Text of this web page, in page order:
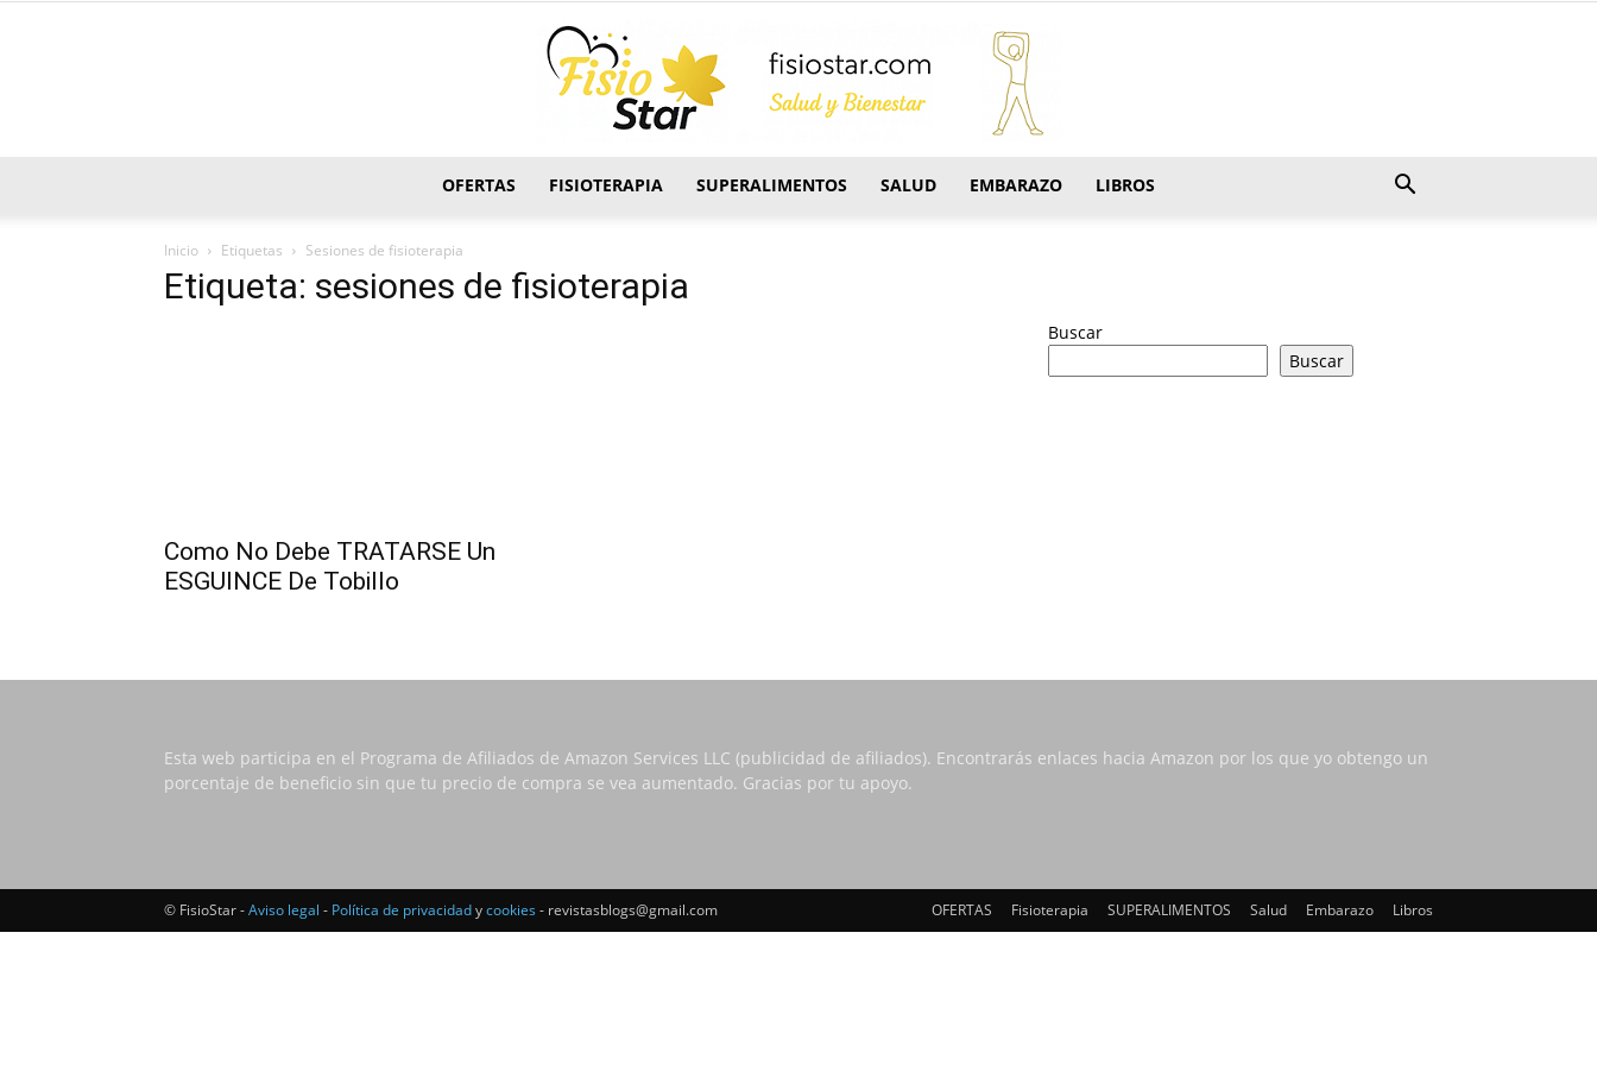
OFERTAS FISIOTERAPIA SUPERALIMENTOS SALUD EMBARAZO LIBROS
Inicio Etiquetas Sesiones de fisioterapia
Etiqueta: sesiones de fisioterapia
Como No Debe TRATARSE Un
ESGUINCE De Tobillo
Buscar
Buscar
Esta web participa en el Programa de Afiliados de Amazon Services LLC (publicidad de afiliados). Encontrarás enlaces hacia Amazon por los que yo obtengo un
porcentaje de beneficio sin que tu precio de compra se vea aumentado. Gracias por tu apoyo.
OFERTAS Fisioterapia SUPERALIMENTOS Salud Embarazo Libros
© FisioStar -Aviso legal - Política de privacidadycookies - revistasblogs@gmail.com